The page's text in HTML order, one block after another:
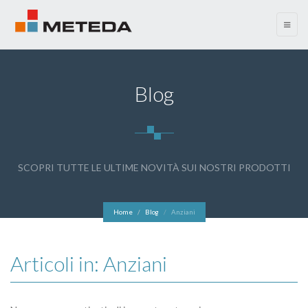
menu
Blog
SCOPRI TUTTE LE ULTIME NOVITÀ SUI NOSTRI PRODOTTI
Home Blog Anziani
Articoli in: Anziani